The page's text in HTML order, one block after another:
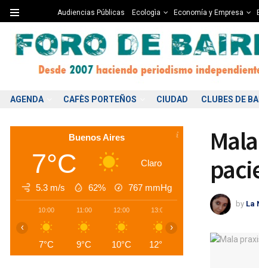
Audiencias Públicas Ecologìa Economía y Empresa
AGENDA CAFÈS PORTEÑOS CIUDAD CLUBES DE
by La
Buenos Aires
7°C Claro
5.3 m/s 62% 767 mmHg
10:00
7°C
11:00
9°C
12:00
10°C
13:00
12°C
15:00
13°C
‹ ›